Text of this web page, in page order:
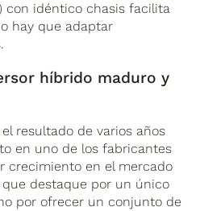
con idéntico chasis facilita
hay que adaptar
híbrido maduro y
el resultado de varios años
en uno de los fabricantes
crecimiento en el mercado
destaque por un único
por ofrecer un conjunto de